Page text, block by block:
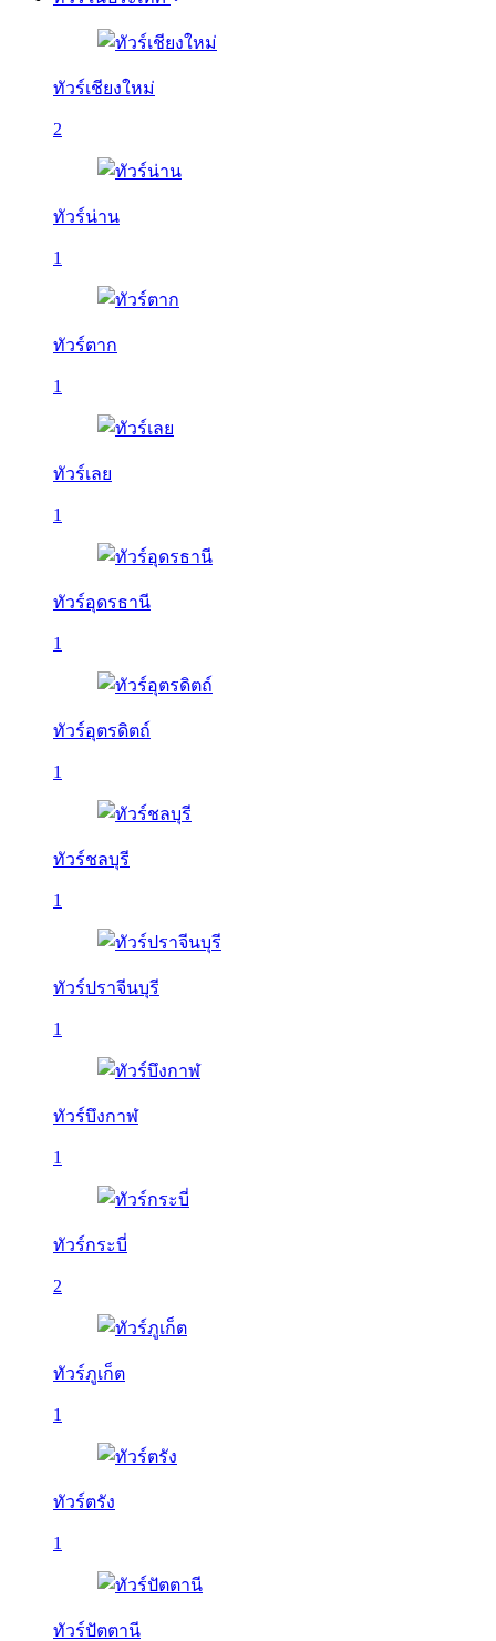
ทัวร์เชียงใหม่
2
ทัวร์น่าน
1
ทัวร์ตาก
1
ทัวร์เลย
1
ทัวร์อุดรธานี
1
ทัวร์อุตรดิตถ์
1
ทัวร์ชลบุรี
1
ทัวร์ปราจีนบุรี
1
ทัวร์บึงกาฬ
1
ทัวร์กระบี่
2
ทัวร์ภูเก็ต
1
ทัวร์ตรัง
1
ทัวร์ปัตตานี